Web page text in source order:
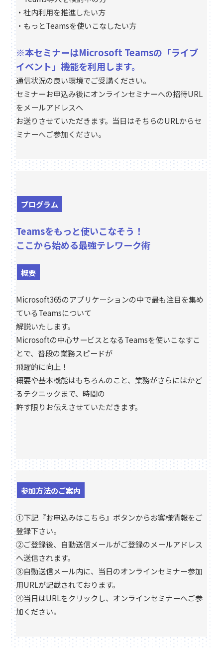
・社内利用を推進したい方
・もっとTeamsを使いこなしたい方
※本セミナーはMicrosoft Teamsの「ライブ
イベント」機能を利用します。
通信状況の良い環境でご受講ください。
セミナーお申込み後にオンラインセミナーへの招待URL
をメールアドレスへ
お送りさせていただきます。当日はそちらのURLからセ
ミナーへご参加ください。
プログラム
Teamsをもっと使いこなそう！
ここから始める最強テレワーク術
概要
Microsoft365のアプリケーションの中で最も注目を集め
ているTeamsについて
解説いたします。
Microsoftの中心サービスとなるTeamsを使いこなすこ
とで、普段の業務スピードが
飛躍的に向上！
概要や基本機能はもちろんのこと、業務がさらにはかど
るテクニックまで、時間の
許す限りお伝えさせていただきます。
参加方法のご案内
①下記『お申込みはこちら』ボタンからお客様情報をご
登録下さい。
②ご登録後、自動送信メールがご登録のメールアドレス
へ送信されます。
③自動送信メール内に、当日のオンラインセミナー参加
用URLが記載されております。
④当日はURLをクリックし、オンラインセミナーへご参
加ください。